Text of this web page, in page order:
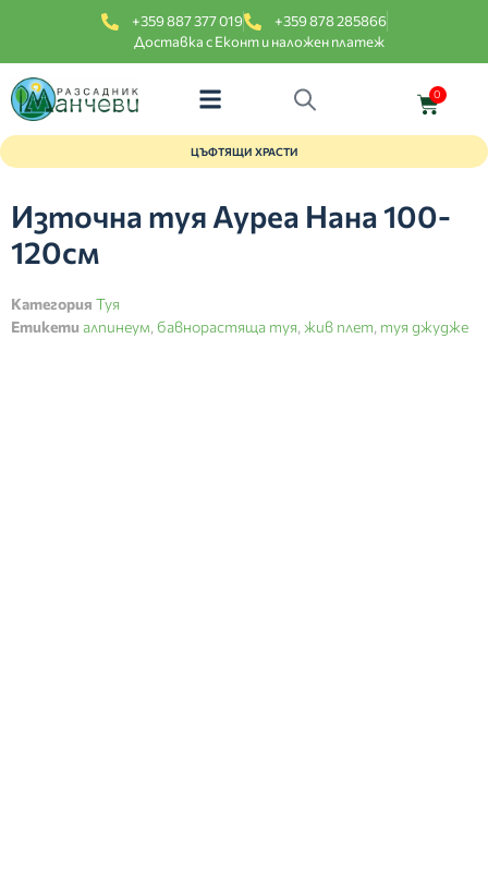
+359 887 377 019
+359 878 285866
Доставка с Еконт и наложен платеж
0
ЦЪФТЯЩИ ХРАСТИ
Източна туя Ауреа Нана 100-
120см
Категория Туя
Етикети алпинеум, бавнорастяща туя, жив плет, туя джудже